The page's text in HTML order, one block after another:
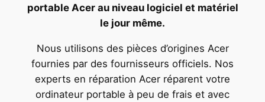
portable Acer au niveau logiciel et matériel
le jour même.
Nous utilisons des pièces d’origines Acer
fournies par des fournisseurs officiels. Nos
experts en réparation Acer réparent votre
ordinateur portable à peu de frais et avec